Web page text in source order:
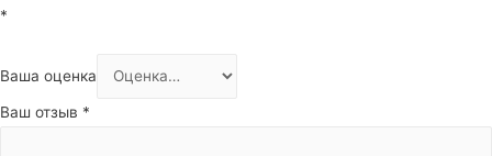
*
Ваша оценка
Ваш отзыв *